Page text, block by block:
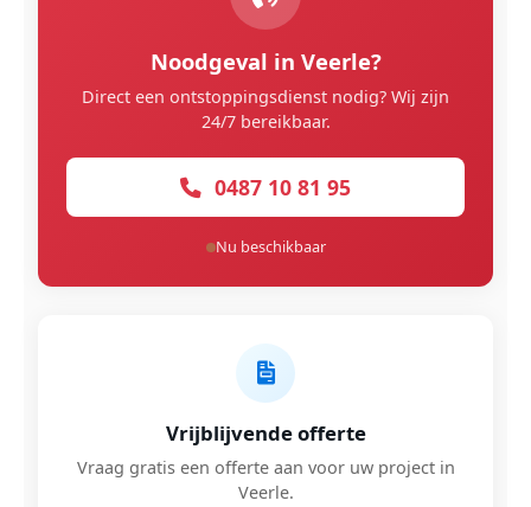
Noodgeval in Veerle?
Direct een ontstoppingsdienst nodig? Wij zijn
24/7 bereikbaar.
0487 10 81 95
Nu beschikbaar
Vrijblijvende offerte
Vraag gratis een offerte aan voor uw project in
Veerle.